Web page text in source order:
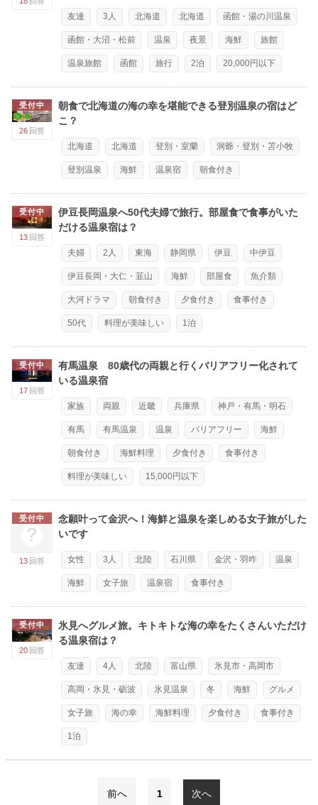
友達 3人 北海道 北海道 函館・湯の川温泉
函館・大沼・松前 温泉 夜景 海鮮 旅館
温泉旅館 函館 旅行 2泊 20,000円以下
受付中
26 回答
朝食で北海道の海の幸を堪能できる登別温泉の宿はど
こ？
北海道 北海道 登別・室蘭 洞爺・登別・苫小牧
登別温泉 海鮮 温泉宿 朝食付き
受付中
13 回答
伊豆長岡温泉へ50代夫婦で旅行。部屋食で食事がいた
だける温泉宿は？
夫婦 2人 東海 静岡県 伊豆 中伊豆
伊豆長岡・大仁・韮山 海鮮 部屋食 魚介類
大河ドラマ 朝食付き 夕食付き 食事付き
50代 料理が美味しい 1泊
受付中
17 回答
有馬温泉 80歳代の両親と行くバリアフリー化されて
いる温泉宿
家族 両親 近畿 兵庫県 神戸・有馬・明石
有馬 有馬温泉 温泉 バリアフリー 海鮮
朝食付き 海鮮料理 夕食付き 食事付き
料理が美味しい 15,000円以下
受付中
13 回答
念願叶って金沢へ！海鮮と温泉を楽しめる女子旅がした
いです
女性 3人 北陸 石川県 金沢・羽咋 温泉
海鮮 女子旅 温泉宿 食事付き
受付中
20 回答
氷見へグルメ旅。キトキトな海の幸をたくさんいただけ
る温泉宿は？
友達 4人 北陸 富山県 氷見市・高岡市
高岡・氷見・砺波 氷見温泉 冬 海鮮 グルメ
女子旅 海の幸 海鮮料理 夕食付き 食事付き
1泊
前へ 1 次へ